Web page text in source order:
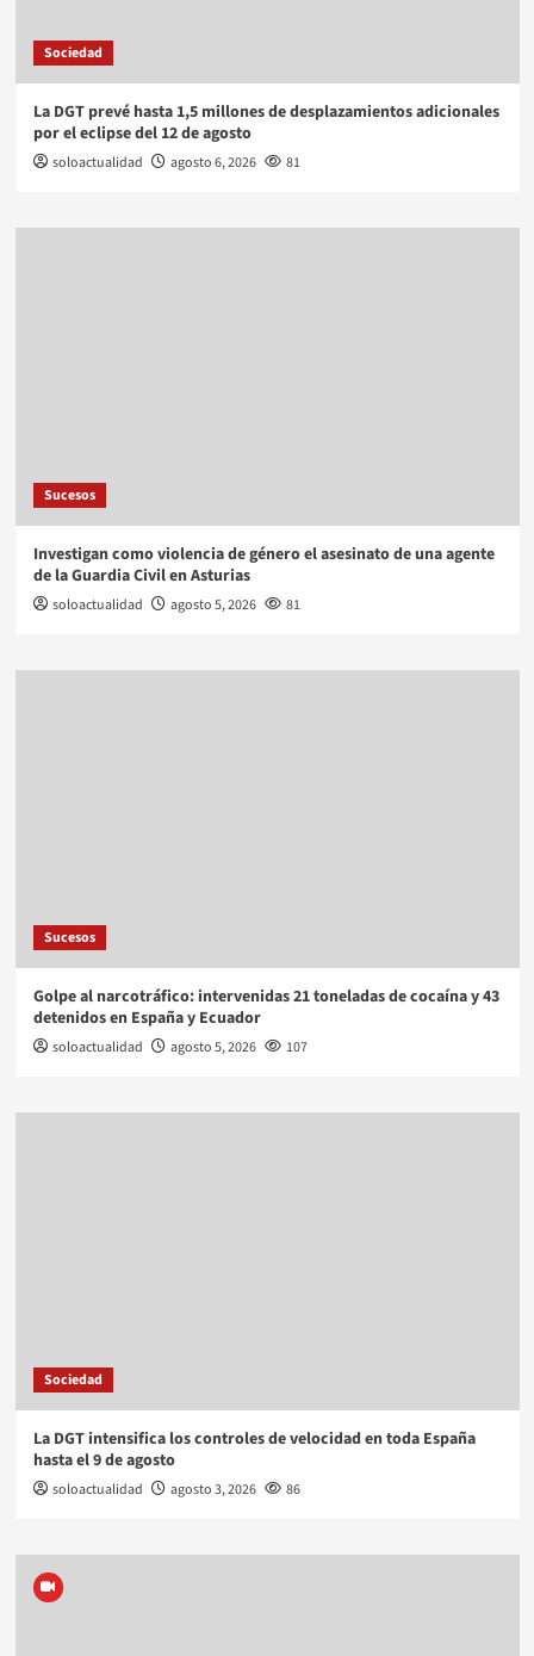
Sociedad
La DGT prevé hasta 1,5 millones de desplazamientos adicionales
por el eclipse del 12 de agosto
soloactualidad agosto 6, 2026 81
Sucesos
Investigan como violencia de género el asesinato de una agente
de la Guardia Civil en Asturias
soloactualidad agosto 5, 2026 81
Sucesos
Golpe al narcotráfico: intervenidas 21 toneladas de cocaína y 43
detenidos en España y Ecuador
soloactualidad agosto 5, 2026 107
Sociedad
La DGT intensifica los controles de velocidad en toda España
hasta el 9 de agosto
soloactualidad agosto 3, 2026 86